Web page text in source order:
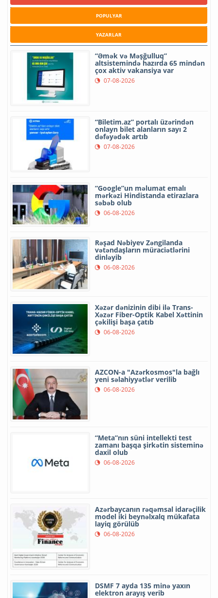
POPULYAR
YAZARLAR
“Əmək və Məşğulluq”
altsistemində hazırda 65 mindən
çox aktiv vakansiya var
07-08-2026
“Biletim.az” portalı üzərindən
onlayn bilet alanların sayı 2
dəfəyədək artıb
07-08-2026
“Google”un məlumat emalı
mərkəzi Hindistanda etirazlara
səbəb olub
06-08-2026
Rəşad Nəbiyev Zəngilanda
vətəndaşların müraciətlərini
dinləyib
06-08-2026
Xəzər dənizinin dibi ilə Trans-
Xəzər Fiber-Optik Kabel Xəttinin
çəkilişi başa çatıb
06-08-2026
AZCON-a "Azərkosmos"la bağlı
yeni səlahiyyətlər verilib
06-08-2026
“Meta”nın süni intellekti test
zamanı başqa şirkətin sisteminə
daxil olub
06-08-2026
Azərbaycanın rəqəmsal idarəçilik
model iki beynəlxalq mükafata
layiq görülüb
06-08-2026
DSMF 7 ayda 135 minə yaxın
elektron arayış verib